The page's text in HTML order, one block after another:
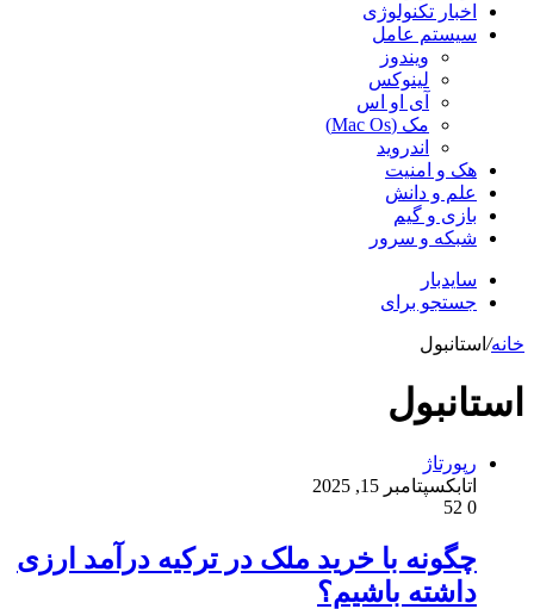
اخبار تکنولوژی
سیستم عامل
ویندوز
لینوکس
آی او اس
مک (Mac Os)
اندروید
هک و امنیت
علم و دانش
بازی و گیم
شبکه و سرور
سایدبار
جستجو برای
خانه/ استانبول
استانبول
رپورتاژ
اتابکسپتامبر 15, 2025
0
چگونه با خرید ملک در ترکیه درآمد ارزی
داشته باشیم؟